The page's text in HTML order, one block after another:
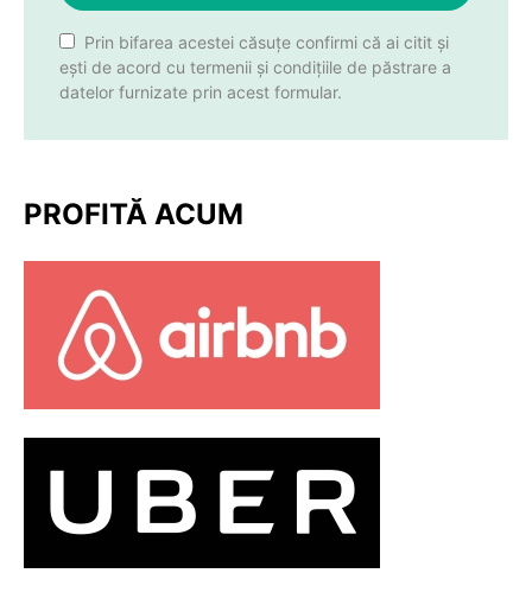
Prin bifarea acestei căsuțe confirmi că ai citit și
ești de acord cu termenii și condițiile de păstrare a
datelor furnizate prin acest formular.
PROFITĂ ACUM